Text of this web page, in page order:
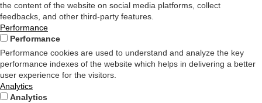
the content of the website on social media platforms, collect
feedbacks, and other third-party features.
Performance
Performance
Performance cookies are used to understand and analyze the key
performance indexes of the website which helps in delivering a better
user experience for the visitors.
Analytics
Analytics